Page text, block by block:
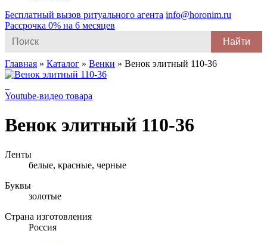
Бесплатный вызов ритуального агента info@horonim.ru
Рассрочка 0% на 6 месяцев
for:
Главная » Каталог » Венки » Венок элитный 110-36
Youtube-видео товара
Венок элитный 110-36
Ленты
белые, красные, черные
Буквы
золотые
Страна изготовления
Россия